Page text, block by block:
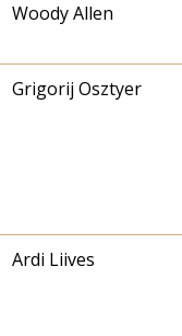
Woody Allen
Grigorij Osztyer
Ardi Liives